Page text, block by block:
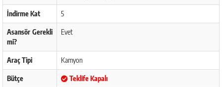
İndirme Kat 5
Asansör Gerekli
mi?
Evet
Araç Tipi Kamyon
Bütçe Teklife Kapalı